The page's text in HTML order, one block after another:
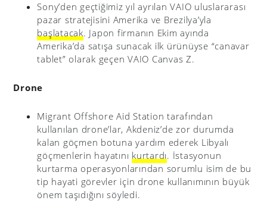
Sony’den geçtiğimiz yıl ayrılan VAIO uluslararası
pazar stratejisini Amerika ve Brezilya’yla
başlatacak. Japon firmanın Ekim ayında
Amerika’da satışa sunacak ilk ürünüyse “canavar
tablet” olarak geçen VAIO Canvas Z.
Drone
Migrant Offshore Aid Station tarafından
kullanılan drone’lar, Akdeniz’de zor durumda
kalan göçmen botuna yardım ederek Libyalı
göçmenlerin hayatını kurtardı. İstasyonun
kurtarma operasyonlarından sorumlu isim de bu
tip hayati görevler için drone kullanımının büyük
önem taşıdığını söyledi.